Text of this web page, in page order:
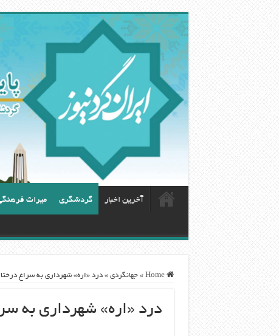
آخرین اخبار گردشگری ميراث
Home
» جهانگردی » درد «اره» شهرداری به سراغ
درد «اره» شهرداری به